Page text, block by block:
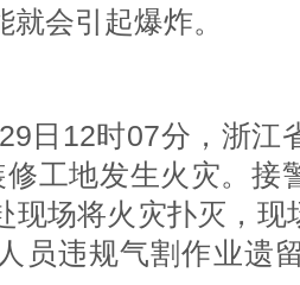
会引起爆炸。
日12时07分，浙江
工地发生火灾。接
现场将火灾扑灭，
员违规气割作业遗